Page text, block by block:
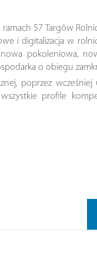
ramach 57 Targów
i digitalizacja w
pokoleniowa,
o obiegu
poprzez
profile